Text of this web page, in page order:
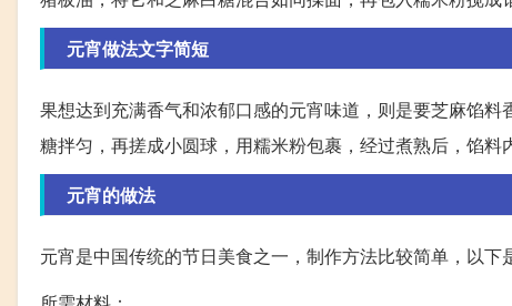
元宵做法文字简短
果想达到充满香气和浓郁口感的元宵味道，则是要芝麻馅
糖拌匀，再搓成小圆球，用糯米粉包裹，经过煮熟后，馅料
元宵的做法
元宵是中国传统的节日美食之一，制作方法比较简单，以下